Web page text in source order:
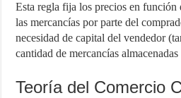
Esta regla fija los precios en función
las mercancías por parte del
necesidad de capital del vendedor
cantidad de mercancías
Teoría del Comercio